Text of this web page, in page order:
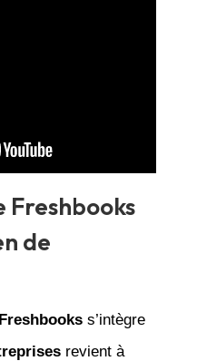
Freshbooks
de
Freshbookss’intègre
revient à